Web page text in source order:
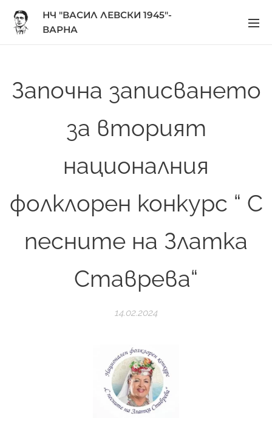
НЧ "ВАСИЛ ЛЕВСКИ 1945"-
ВАРНА
Започна записването
за вторият
националния
фолклорен конкурс “ С
песните на Златка
Ставрева“
14.02.2024